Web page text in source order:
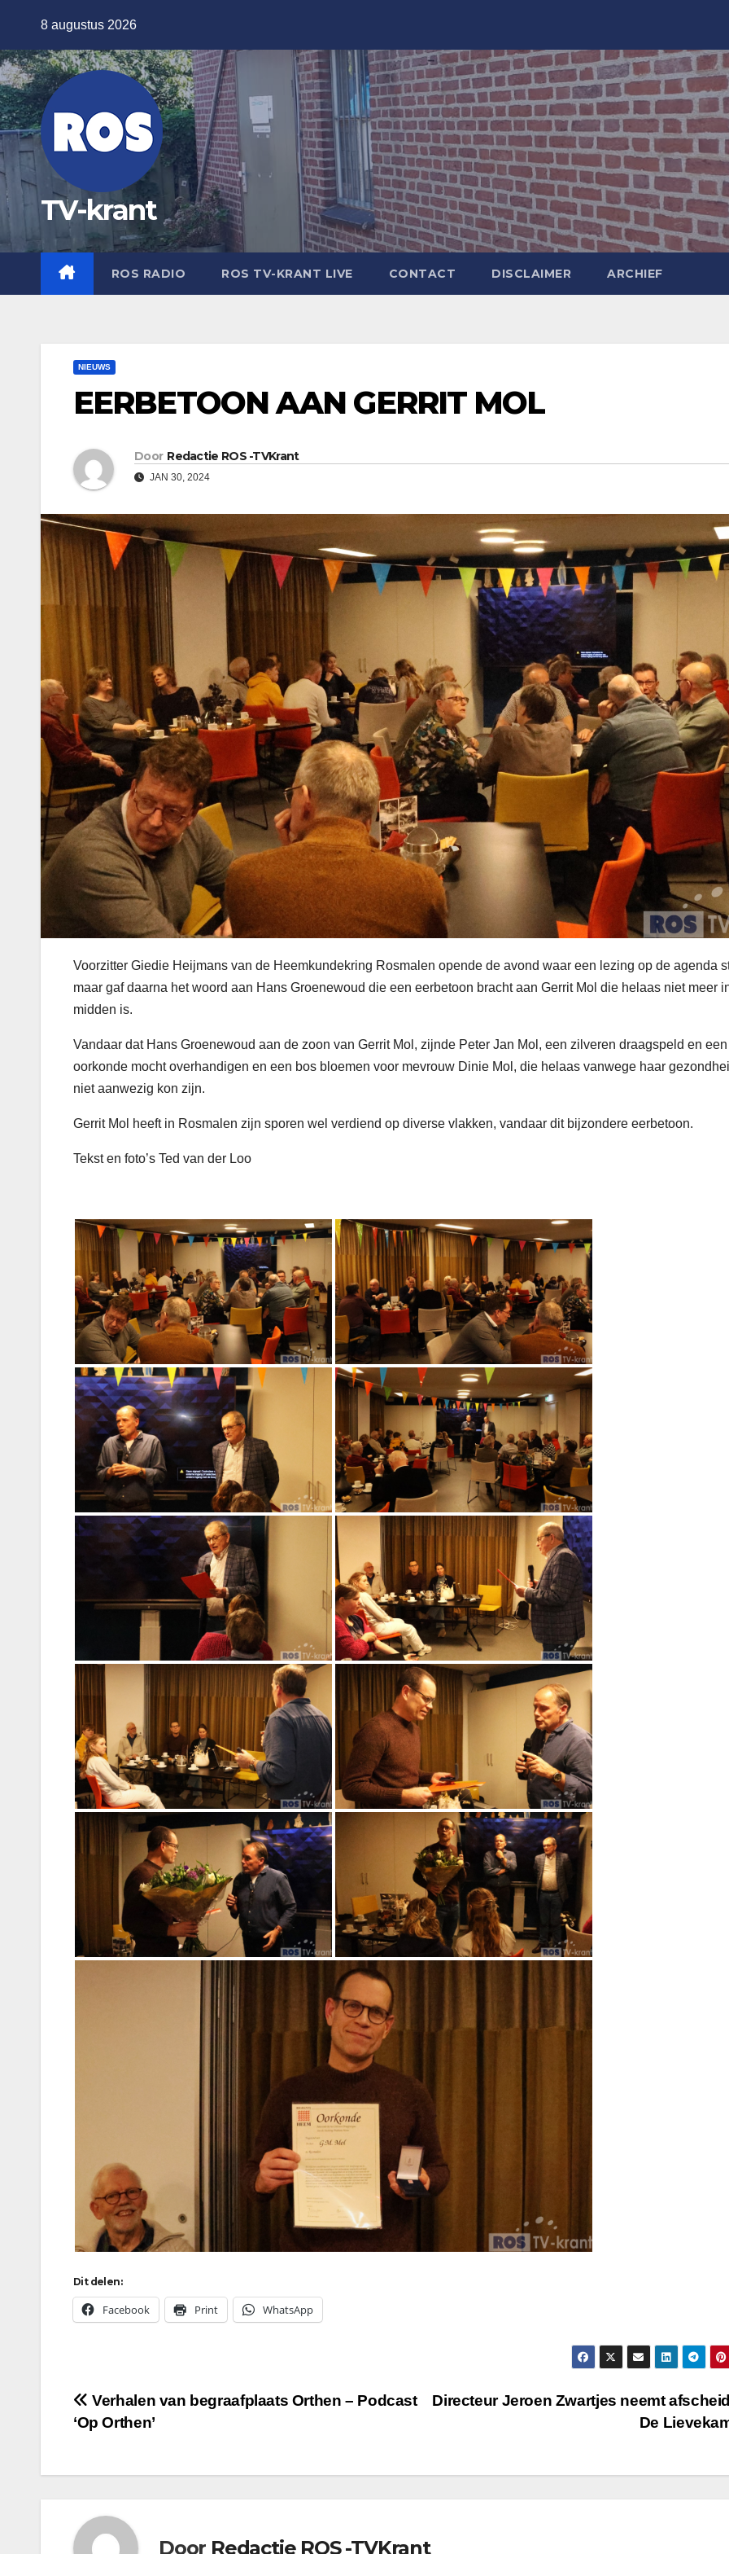
de
inhoud
8 augustus 2026
TV-krant
ROS RADIO ROS TV-KRANT LIVE CONTACT DISCLAIMER ARCHIEF
NIEUWS
EERBETOON AAN GERRIT MOL
Door Redactie ROS -TVKrant
JAN 30, 2024
Voorzitter Giedie Heijmans van de Heemkundekring Rosmalen opende de avond waar een lezing op de agenda
maar gaf daarna het woord aan Hans Groenewoud die een eerbetoon bracht aan Gerrit Mol die helaas niet meer
midden is.
Vandaar dat Hans Groenewoud aan de zoon van Gerrit Mol, zijnde Peter Jan Mol, een zilveren draagspeld en een
oorkonde mocht overhandigen en een bos bloemen voor mevrouw Dinie Mol, die helaas vanwege haar
niet aanwezig kon zijn.
Gerrit Mol heeft in Rosmalen zijn sporen wel verdiend op diverse vlakken, vandaar dit bijzondere eerbetoon.
Tekst en foto’s Ted van der Loo
Dit delen:
Facebook Print WhatsApp
Bericht
navigatie
Directeur Jeroen Zwartjes neemt
De
Verhalen van begraafplaats Orthen – Podcast
‘Op Orthen’
Door Redactie ROS -TVKrant